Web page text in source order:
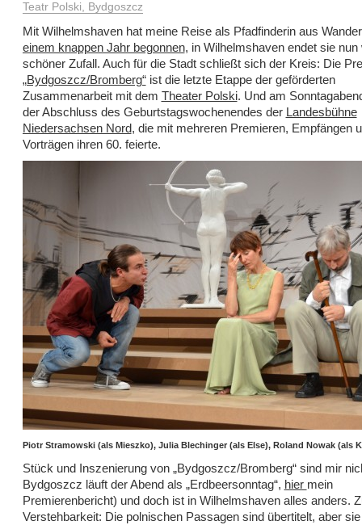
Teatr Polski, Bydgoszcz
Mit Wilhelmshaven hat meine Reise als Pfadfinderin aus
einem knappen Jahr begonnen, in Wilhelmshaven endet sie nun
schöner Zufall. Auch für die Stadt schließt sich der Kreis: Die
„Bydgoszcz/Bromberg“ist die letzte Etappe der geförderten
Zusammenarbeit mit dem Theater Polski. Und am
der Abschluss des Geburtstagswochenendes der Landesbühne
Niedersachsen Nord, die mit mehreren Premieren, Empfängen
Vorträgen ihren 60. feierte.
Piotr Stramowski (als Mieszko), Julia Blechinger (als Else), Roland Nowak (als
Stück und Inszenierung von „Bydgoszcz/Bromberg“ sind mir
Bydgoszcz läuft der Abend als „Erdbeersonntag“, hier mein
Premierenbericht) und doch ist in Wilhelmshaven alles anders.
Verstehbarkeit: Die polnischen Passagen sind übertitelt, aber